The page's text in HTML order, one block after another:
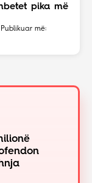
pika më
më: